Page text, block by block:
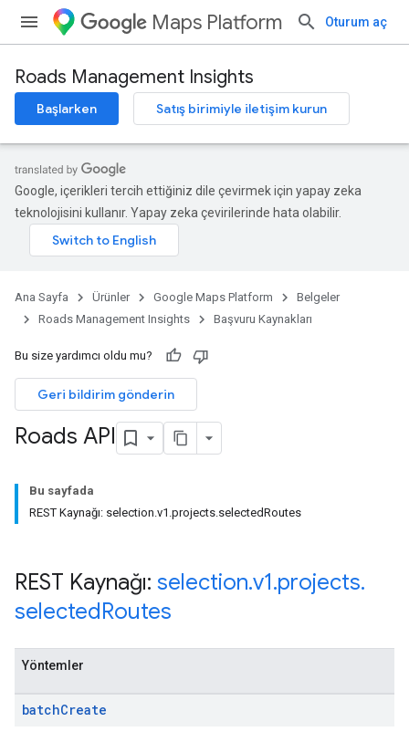
Maps Platform Oturum aç
Roads Management Insights
Başlarken Satış birimiyle iletişim kurun
Google, içerikleri tercih ettiğiniz dile çevirmek için yapay zeka
teknolojisini kullanır. Yapay zeka çevirilerinde hata olabilir.
Ana Sayfa Ürünler Google Maps Platform
Belgeler
Roads Management Insights
Başvuru Kaynakları
Bu size yardımcı oldu mu?
Geri bildirim gönderin
Roads API
Bu sayfada
REST Kaynağı: selection.v1.projects.selectedRoutes
REST Kaynağı: selection.v1.projects.
selectedRoutes
Yöntemler
batchCreate